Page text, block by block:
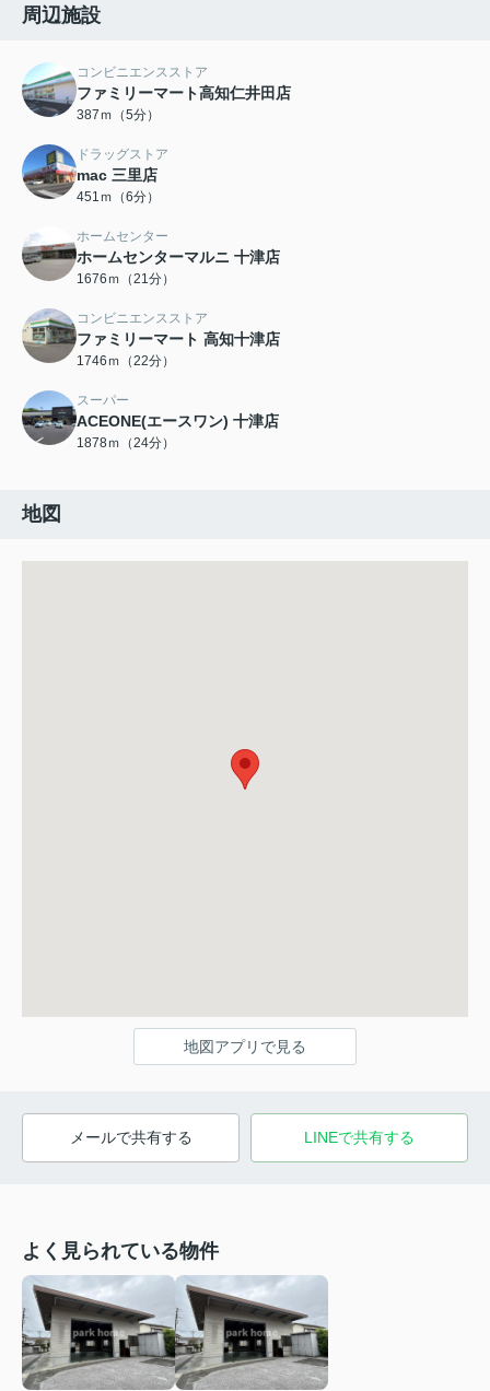
周辺施設
コンビニエンスストア
ファミリーマート高知仁井田店
387ｍ（5分）
ドラッグストア
mac 三里店
451ｍ（6分）
ホームセンター
ホームセンターマルニ 十津店
1676ｍ（21分）
コンビニエンスストア
ファミリーマート 高知十津店
1746ｍ（22分）
スーパー
ACEONE(エースワン) 十津店
1878ｍ（24分）
地図
地図アプリで見る
メールで共有する LINEで共有する
よく見られている物件